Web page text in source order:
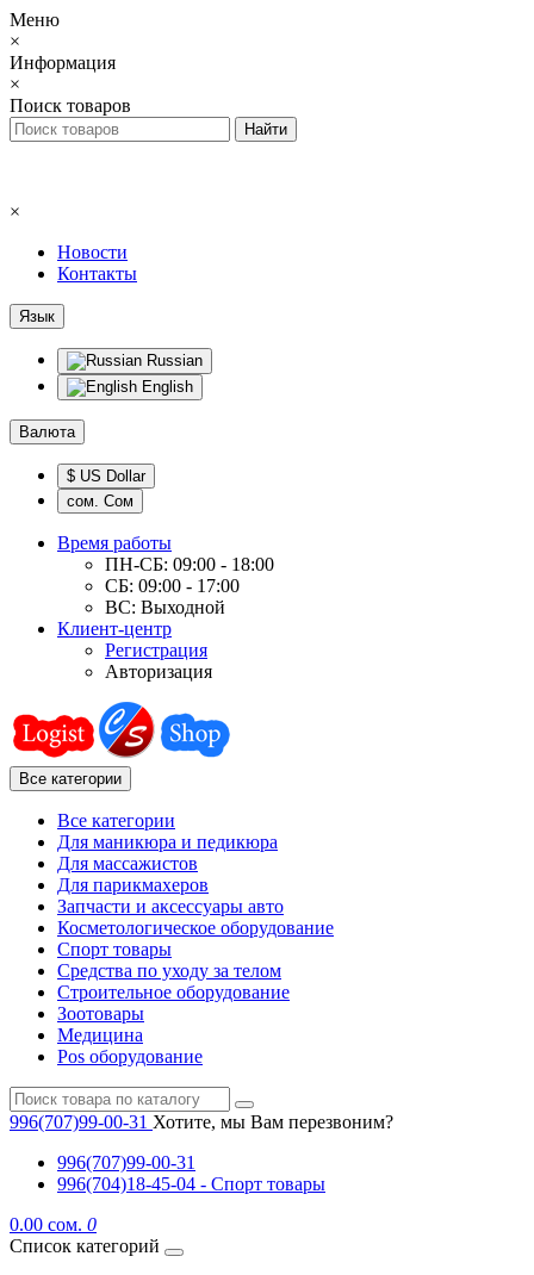
Меню
×
Информация
×
Поиск товаров
×
Новости
Контакты
Язык
Russian
English
Валюта
$ US Dollar
сом. Сом
Время работы
ПН-СБ: 09:00 - 18:00
СБ: 09:00 - 17:00
ВС: Выходной
Клиент-центр
Регистрация
Авторизация
Все категории
Все категории
Для маникюра и педикюра
Для массажистов
Для парикмахеров
Запчасти и аксессуары авто
Косметологическое оборудование
Спорт товары
Средства по уходу за телом
Строительное оборудование
Зоотовары
Медицина
Pos оборудование
996(707)99-00-31 Хотите, мы Вам перезвоним?
996(707)99-00-31
996(704)18-45-04 - Спорт товары
0.00 сом. 0
Список категорий